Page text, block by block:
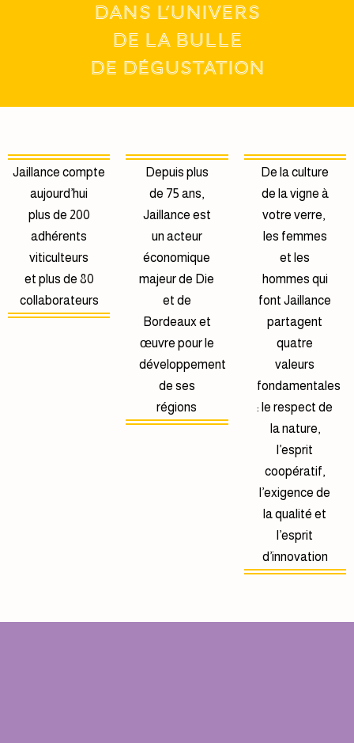
DANS L’UNIVERS
DE LA BULLE
de dégustation
Jaillance compte
aujourd’hui
plus de 200
adhérents
viticulteurs
et plus de 80
collaborateurs
Depuis plus
de 75 ans,
Jaillance est
un acteur
économique
majeur de Die
et de
Bordeaux et
œuvre pour le
développement
de ses
régions
De la culture
de la vigne à
votre verre,
les femmes
et les
hommes qui
font Jaillance
partagent
quatre
valeurs
fondamentales
: le respect de
la nature,
l’esprit
coopératif,
l’exigence de
la qualité et
l’esprit
d’innovation